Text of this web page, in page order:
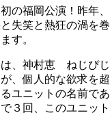
の福岡公演！昨年
失笑と熱狂の渦を
す。
は、神村恵 ねじ
、個人的な欲求を
ユニットの名前で
３回、このユニッ